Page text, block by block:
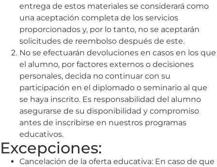
entrega de estos materiales se considerará como
una aceptación completa de los servicios
proporcionados y, por lo tanto, no se aceptarán
solicitudes de reembolso después de este.
No se efectuarán devoluciones en casos en los que
el alumno, por factores externos o decisiones
personales, decida no continuar con su
participación en el diplomado o seminario al que
se haya inscrito. Es responsabilidad del alumno
asegurarse de su disponibilidad y compromiso
antes de inscribirse en nuestros programas
educativos.
Excepciones:
Cancelación de la oferta educativa: En caso de que